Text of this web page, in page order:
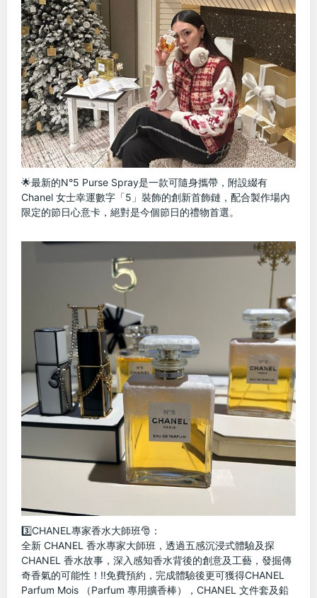
🌟最新的N°5 Purse Spray是一款可隨身攜帶，附設綴有
Chanel 女士幸運數字「5」裝飾的創新首飾鏈，配合製作場內
限定的節日心意卡，絕對是今個節日的禮物首選。
3️⃣CHANEL專家香水大師班🎅：
全新 CHANEL 香水專家大師班，透過五感沉浸式體驗及探
CHANEL 香水故事，深入感知香水背後的創意及工藝，發掘傳
奇香氣的可能性！‼️免費預約，完成體驗後更可獲得CHANEL
Parfum Mois （Parfum 專用擴香棒），CHANEL 文件套及鉛